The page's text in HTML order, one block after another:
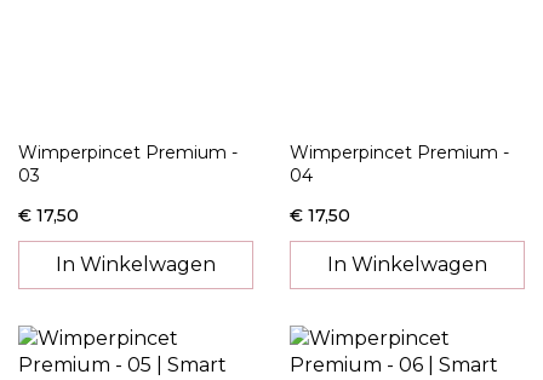
Wimperpincet Premium -
03
€ 17,50
In Winkelwagen
Wimperpincet Premium -
04
€ 17,50
In Winkelwagen